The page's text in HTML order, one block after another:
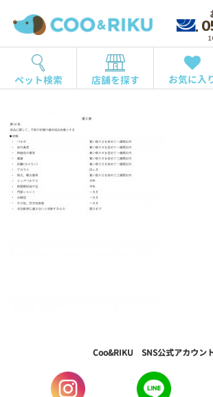
ペット検索 店舗を探す お気に入
Coo&RIKU SNS公式アカウン